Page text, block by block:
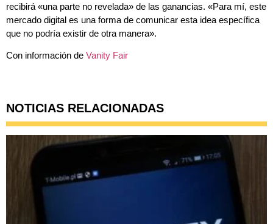
recibirá «una parte no revelada» de las ganancias. «Para mí, este
mercado digital es una forma de comunicar esta idea específica
que no podría existir de otra manera».
Con información de Vanity Fair
NOTICIAS RELACIONADAS